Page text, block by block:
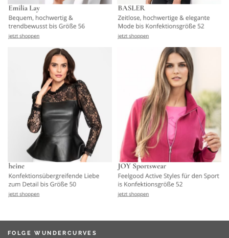
FOLGE WUNDERCURVES